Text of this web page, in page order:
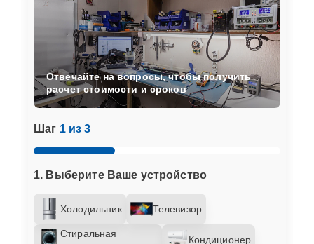
Шаг 1 из 3
1. Выберите Ваше устройство
Холодильник Телевизор
Стиральная
Кондиционер
Отвечайте на вопросы, чтобы получить
расчет стоимости и сроков